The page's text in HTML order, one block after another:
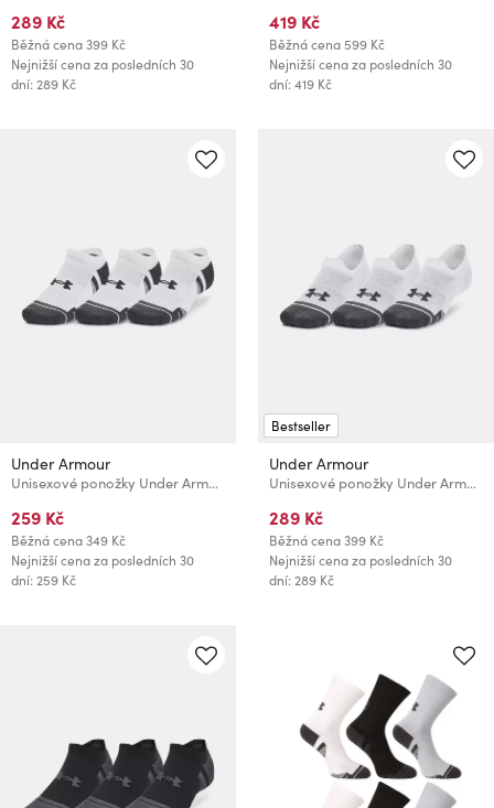
289 Kč
Běžná cena399 Kč
Nejnižší cena za posledních 30
dní: 289 Kč
419 Kč
Běžná cena599 Kč
Nejnižší cena za posledních 30
dní: 419 Kč
Under Armour
Unisexové ponožky Under Armour UA Performance Tech NS (3 páry)
259 Kč
Běžná cena349 Kč
Nejnižší cena za posledních 30
dní: 259 Kč
Bestseller
Under Armour
Unisexové ponožky Under Armour UA Performance Tech ULT (3 páry)
289 Kč
Běžná cena399 Kč
Nejnižší cena za posledních 30
dní: 289 Kč